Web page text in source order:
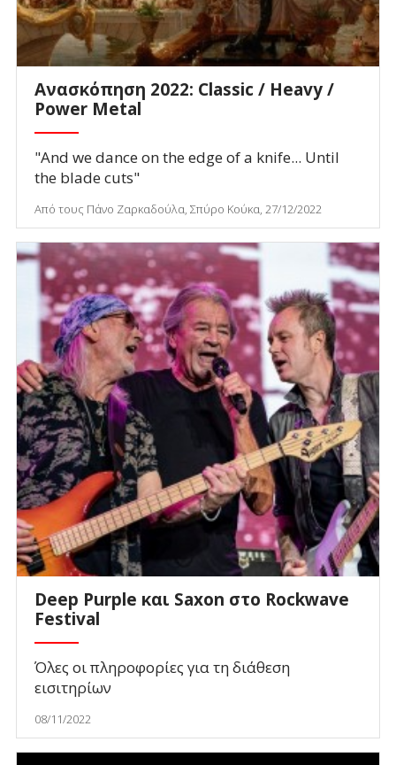
Ανασκόπηση 2022: Classic / Heavy /
Power Metal
"And we dance on the edge of a knife... Until
the blade cuts"
Από τους Πάνο Ζαρκαδούλα, Σπύρο Κούκα, 27/12/2022
Deep Purple και Saxon στο Rockwave
Festival
Όλες οι πληροφορίες για τη διάθεση
εισιτηρίων
08/11/2022